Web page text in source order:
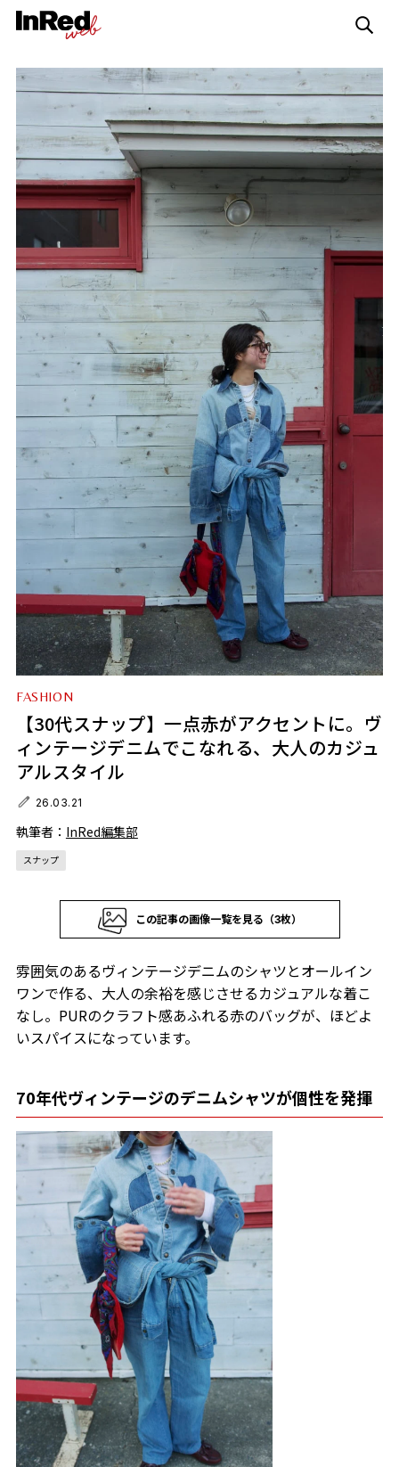
FASHION
【30代スナップ】一点赤がアクセントに。ヴ
ィンテージデニムでこなれる、大人のカジュ
アルスタイル
26.03.21
執筆者： InRed編集部
スナップ
この記事の画像一覧を見る（3枚）
雰囲気のあるヴィンテージデニムのシャツとオールイン
ワンで作る、大人の余裕を感じさせるカジュアルな着こ
なし。PURのクラフト感あふれる赤のバッグが、ほどよ
いスパイスになっています。
70年代ヴィンテージのデニムシャツが個性を発揮